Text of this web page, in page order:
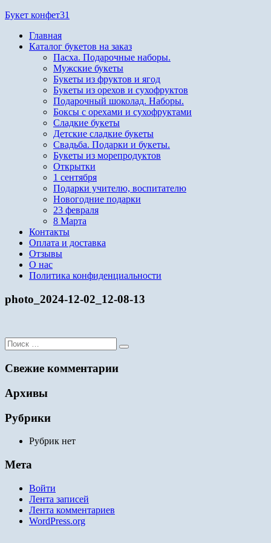
Перейти
содержимому
Букет конфет31
Главная
Каталог букетов на заказ
Пасха. Подарочные наборы.
Мужские букеты
Букеты из фруктов и ягод
Букеты из орехов и сухофруктов
Подарочный шоколад. Наборы.
Боксы с орехами и сухофруктами
Сладкие букеты
Детские сладкие букеты
Свадьба. Подарки и букеты.
Букеты из морепродуктов
Открытки
1 сентября
Подарки учителю, воспитателю
Новогодние подарки
23 февраля
8 Марта
Контакты
Оплата и доставка
Отзывы
О нас
Политика конфиденциальности
photo_2024-12-02_12-08-13
Поиск
для:
Свежие комментарии
Архивы
Рубрики
Рубрик нет
Мета
Войти
Лента записей
Лента комментариев
WordPress.org